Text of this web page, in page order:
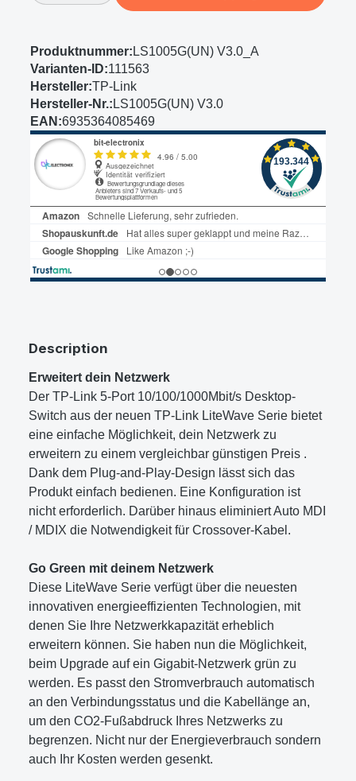
Produktnummer: LS1005G(UN) V3.0_A
Varianten-ID:111563
Hersteller:TP-Link
Hersteller-Nr.: LS1005G(UN) V3.0
EAN:6935364085469
Description
Erweitert dein Netzwerk
Der TP-Link 5-Port 10/100/1000Mbit/s Desktop-
Switch aus der neuen TP-Link LiteWave Serie bietet
eine einfache Möglichkeit, dein Netzwerk zu
erweitern zu einem vergleichbar günstigen Preis .
Dank dem Plug-and-Play-Design lässt sich das
Produkt einfach bedienen. Eine Konfiguration ist
nicht erforderlich. Darüber hinaus eliminiert Auto MDI
/ MDIX die Notwendigkeit für Crossover-Kabel.
Go Green mit deinem Netzwerk
Diese LiteWave Serie verfügt über die neuesten
innovativen energieeffizienten Technologien, mit
denen Sie Ihre Netzwerkkapazität erheblich
erweitern können. Sie haben nun die Möglichkeit,
beim Upgrade auf ein Gigabit-Netzwerk grün zu
werden. Es passt den Stromverbrauch automatisch
an den Verbindungsstatus und die Kabellänge an,
um den CO2-Fußabdruck Ihres Netzwerks zu
begrenzen. Nicht nur der Energieverbrauch sondern
auch Ihr Kosten werden gesenkt.